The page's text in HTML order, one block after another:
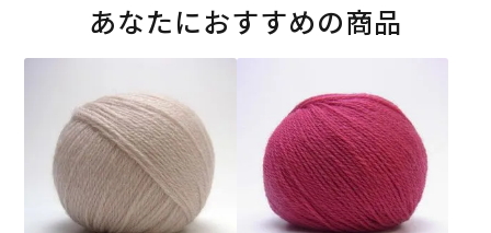
あなたにおすすめの商品